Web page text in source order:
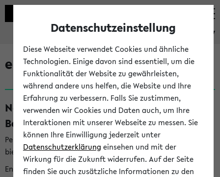
eKVV
eKVV News
Nachhaltigkeitspreis 2026:
Bewerbungsphase gestartet (06.08.26)
Per E-Mail eingestellt von nachhaltigkeitsbuero@uni-
bielefeld.de an den Verteiler 'Alle Studierenden':
English version below
Datenschutzeinstellung
Diese Webseite verwendet Cookies und ähnliche
Technologien. Einige davon sind essentiell, um die
Funktionalität der Website zu gewährleisten,
während andere uns helfen, die Website und Ihre
Erfahrung zu verbessern. Falls Sie zustimmen,
verwenden wir Cookies und Daten auch, um Ihre
Interaktionen mit unserer Webseite zu messen. Sie
können Ihre Einwilligung jederzeit unter
Datenschutzerklärung einsehen und mit der
Wirkung für die Zukunft widerrufen. Auf der Seite
finden Sie auch zusätzliche Informationen zu den